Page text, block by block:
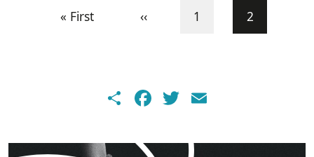
First page
« First Previous page
‹‹ Page
1 Current
2
ShareFacebook
Twitter